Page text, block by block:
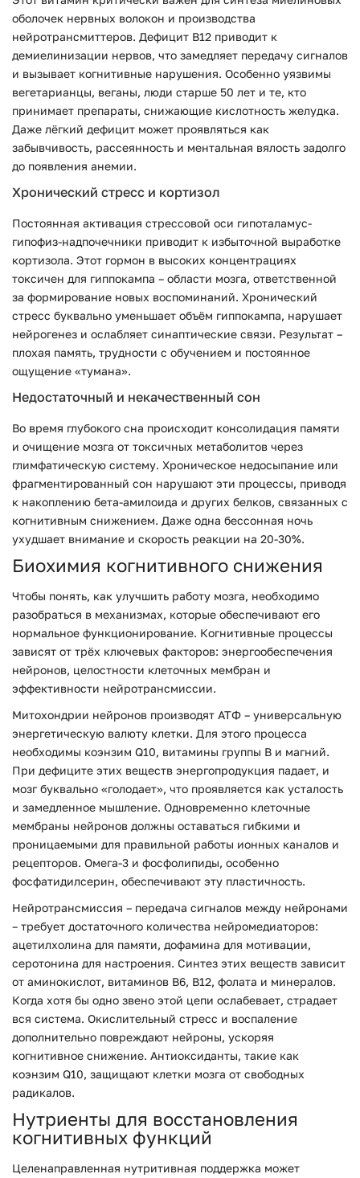
оболочек нервных волокон и производства
нейротрансмиттеров. Дефицит B12 приводит к
демиелинизации нервов, что замедляет передачу сигналов
и вызывает когнитивные нарушения. Особенно уязвимы
вегетарианцы, веганы, люди старше 50 лет и те, кто
принимает препараты, снижающие кислотность желудка.
Даже лёгкий дефицит может проявляться как
забывчивость, рассеянность и ментальная вялость задолго
до появления анемии.
Хронический стресс и кортизол
Постоянная активация стрессовой оси гипоталамус-
гипофиз-надпочечники приводит к избыточной выработке
кортизола. Этот гормон в высоких концентрациях
токсичен для гиппокампа – области мозга, ответственной
за формирование новых воспоминаний. Хронический
стресс буквально уменьшает объём гиппокампа, нарушает
нейрогенез и ослабляет синаптические связи. Результат –
плохая память, трудности с обучением и постоянное
ощущение «тумана».
Недостаточный и некачественный сон
Во время глубокого сна происходит консолидация памяти
и очищение мозга от токсичных метаболитов через
глимфатическую систему. Хроническое недосыпание или
фрагментированный сон нарушают эти процессы, приводя
к накоплению бета-амилоида и других белков, связанных с
когнитивным снижением. Даже одна бессонная ночь
ухудшает внимание и скорость реакции на 20-30%.
Биохимия когнитивного снижения
Чтобы понять, как улучшить работу мозга, необходимо
разобраться в механизмах, которые обеспечивают его
нормальное функционирование. Когнитивные процессы
зависят от трёх ключевых факторов: энергообеспечения
нейронов, целостности клеточных мембран и
эффективности нейротрансмиссии.
Митохондрии нейронов производят АТФ – универсальную
энергетическую валюту клетки. Для этого процесса
необходимы коэнзим Q10, витамины группы B и магний.
При дефиците этих веществ энергопродукция падает, и
мозг буквально «голодает», что проявляется как усталость
и замедленное мышление. Одновременно клеточные
мембраны нейронов должны оставаться гибкими и
проницаемыми для правильной работы ионных каналов и
рецепторов. Омега-3 и фосфолипиды, особенно
фосфатидилсерин, обеспечивают эту пластичность.
Нейротрансмиссия – передача сигналов между нейронами
– требует достаточного количества нейромедиаторов:
ацетилхолина для памяти, дофамина для мотивации,
серотонина для настроения. Синтез этих веществ зависит
от аминокислот, витаминов B6, B12, фолата и минералов.
Когда хотя бы одно звено этой цепи ослабевает, страдает
вся система. Окислительный стресс и воспаление
дополнительно повреждают нейроны, ускоряя
когнитивное снижение. Антиоксиданты, такие как
коэнзим Q10, защищают клетки мозга от свободных
радикалов.
Нутриенты для восстановления
когнитивных функций
Целенаправленная нутритивная поддержка может